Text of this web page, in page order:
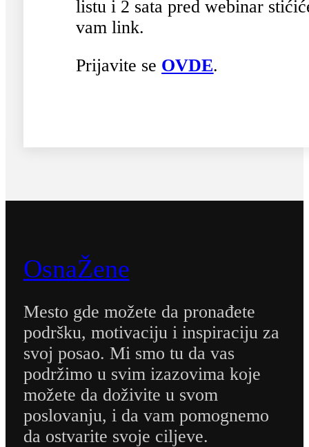
listu i 2 sata pred webinar
vam link.
Prijavite se OVDE.
OsnaŽene
Mesto gde možete da pronađete
podršku, motivaciju i inspiraciju za
svoj posao. Mi smo tu da vas
podržimo u svim izazovima koje
možete da doživite u svom
poslovanju, i da vam pomognemo
da ostvarite svoje ciljeve.